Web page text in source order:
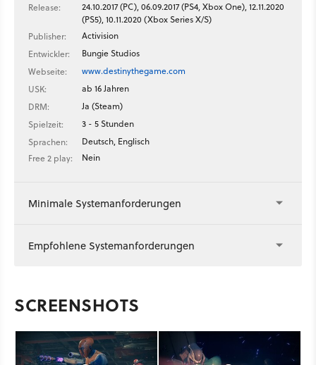
Release:
24.10.2017 (PC), 06.09.2017 (PS4, Xbox One), 12.11.2020
(PS5), 10.11.2020 (Xbox Series X/S)
Publisher:
Activision
Entwickler:
Bungie Studios
Webseite:
www.destinythegame.com
USK:
ab 16 Jahren
DRM:
Ja (Steam)
Spielzeit:
3 - 5 Stunden
Sprachen:
Deutsch, Englisch
Free 2 play:
Nein
Minimale Systemanforderungen
Empfohlene Systemanforderungen
SCREENSHOTS